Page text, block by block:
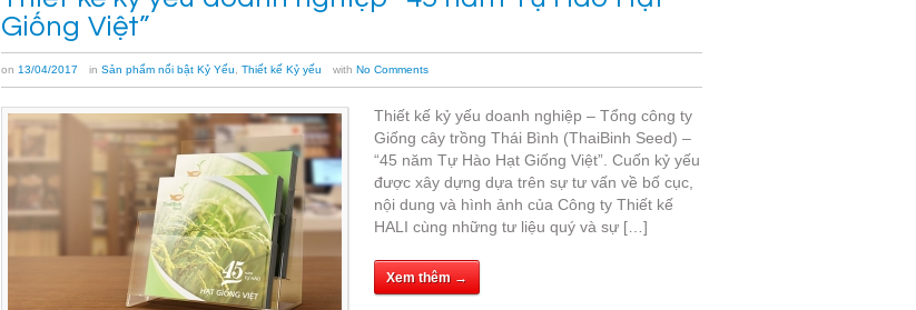
Giống Việt”
on 13/04/2017 in Sản phẩm nổi bật Kỷ Yếu, Thiết kế Kỷ yếu with No Comments
Thiết kế kỷ yếu doanh nghiệp – Tổng công ty
Giống cây trồng Thái Bình (ThaiBinh Seed) –
“45 năm Tự Hào Hạt Giống Việt”. Cuốn kỷ yếu
được xây dựng dựa trên sự tư vấn về bố cục,
nội dung và hình ảnh của Công ty Thiết kế
HALI cùng những tư liệu quý và sự […]
Xem thêm →